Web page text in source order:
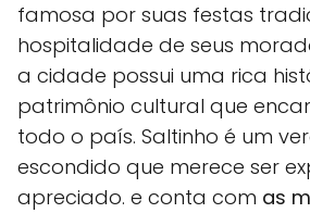
famosa por suas festas
hospitalidade de seus
a cidade possui uma rica
patrimônio cultural que
todo o país. Saltinho é um
escondido que merece ser
apreciado. e conta com as